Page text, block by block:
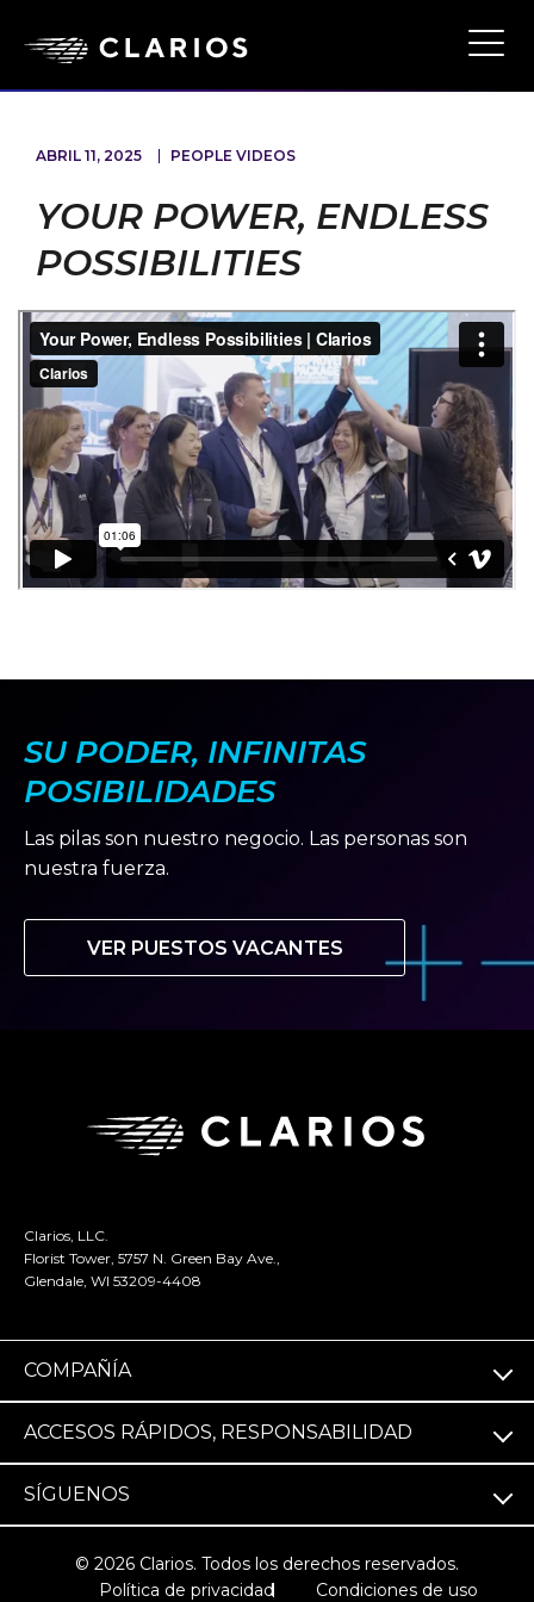
ABRIL 11, 2025 PEOPLE VIDEOS
YOUR POWER, ENDLESS
POSSIBILITIES
SU PODER, INFINITAS
POSIBILIDADES
Las pilas son nuestro negocio. Las personas son
nuestra fuerza.
VER PUESTOS VACANTES
Clarios, LLC.
Florist Tower, 5757 N. Green Bay Ave.,
Glendale, WI 53209-4408
COMPAÑÍA
ACCESOS RÁPIDOS, RESPONSABILIDAD
SÍGUENOS
© 2026 Clarios. Todos los derechos reservados.
Política de privacidad
Condiciones de uso